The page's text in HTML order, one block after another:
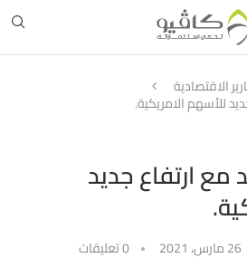
الاقتصادية
للأسهم الامريكية.
مع ارتفاع جديد
26 مارس، 2021 0 تعليقات